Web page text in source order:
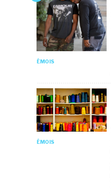
ÉMOIS
ÉMOIS